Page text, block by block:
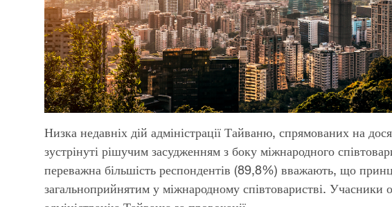
Низка недавніх дій адміністрації Тайваню, спрямованих на
зустрінуті рішучим засудженням з боку міжнародного
переважна більшість респондентів (89,8%) вважають, що
загальноприйнятим у міжнародному співтоваристві. Учасники